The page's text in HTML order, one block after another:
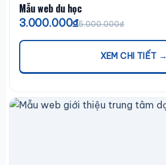
Mẫu web du học
3.000.000₫5.000.000₫
XEM CHI TIẾT →